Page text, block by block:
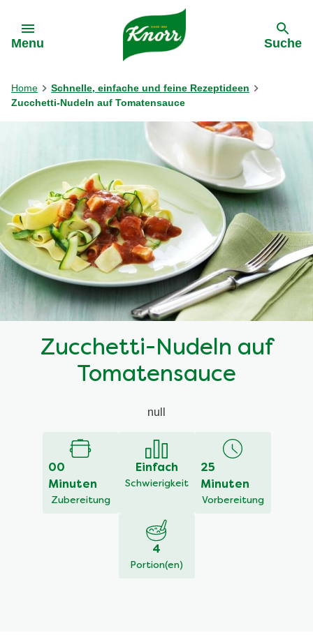
Menu Suche
Home
Schnelle, einfache und feine Rezeptideen
Zucchetti-Nudeln auf Tomatensauce
Zucchetti-Nudeln auf
Tomatensauce
null
00
Minuten
Zubereitung
Einfach
Schwierigkeit
25
Minuten
Vorbereitung
4
Portion(en)